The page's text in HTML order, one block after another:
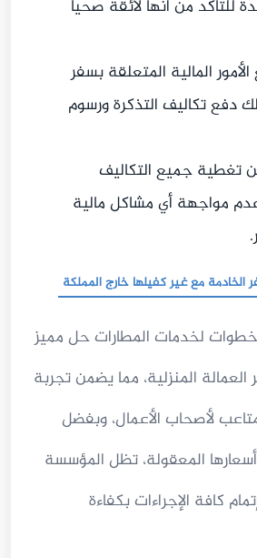
للتأكد من أنها لائقة صحياً
المالية المتعلقة بسفر
دفع تكاليف التذكرة ورسوم
تغطية جميع التكاليف
مواجهة أي مشاكل مالية
الخادمة مع غير كفيلها خارج المملكة
لخدمات المطارات حل مميز
المنزلية، مما يضمن تجربة
لأصحاب الأعمال، وبفضل
المعقولة، تظل المؤسسة
كافة الإجراءات بكفاءة